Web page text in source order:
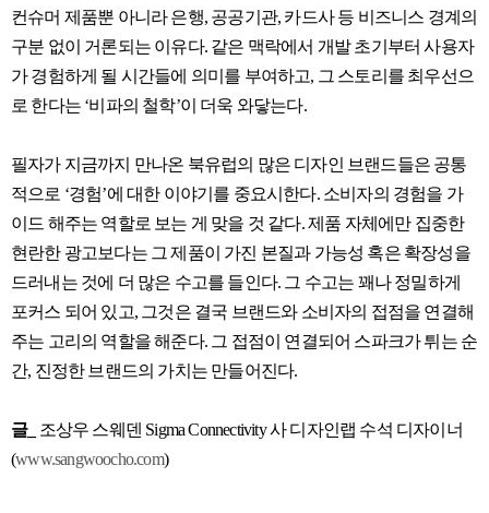
컨슈머 제품뿐 아니라 은행, 공공기관, 카드사 등 비즈니스 경계의
구분 없이 거론되는 이유다. 같은 맥락에서 개발 초기부터 사용자
가 경험하게 될 시간들에 의미를 부여하고, 그 스토리를 최우선으
로 한다는 ‘비파의 철학’이 더욱 와닿는다.
필자가 지금까지 만나온 북유럽의 많은 디자인 브랜드들은 공통
적으로 ‘경험’에 대한 이야기를 중요시한다. 소비자의 경험을 가
이드 해주는 역할로 보는 게 맞을 것 같다. 제품 자체에만 집중한
현란한 광고보다는 그 제품이 가진 본질과 가능성 혹은 확장성을
드러내는 것에 더 많은 수고를 들인다. 그 수고는 꽤나 정밀하게
포커스 되어 있고, 그것은 결국 브랜드와 소비자의 접점을 연결해
주는 고리의 역할을 해준다. 그 접점이 연결되어 스파크가 튀는 순
간, 진정한 브랜드의 가치는 만들어진다.
글_ 조상우 스웨덴 Sigma Connectivity 사 디자인랩 수석 디자이너
(www.sangwoocho.com)